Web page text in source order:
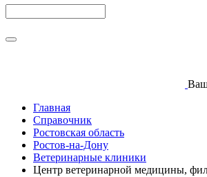
Главная
Справочник
Ростовская область
Ростов-на-Дону
Ветеринарные клиники
Центр ветеринарной медицины,